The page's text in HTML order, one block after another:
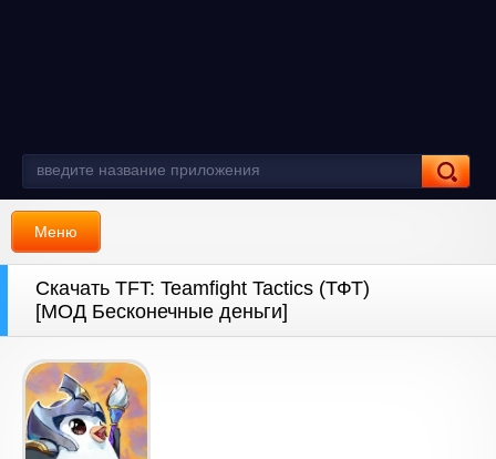
Меню
Скачать TFT: Teamfight Tactics (ТФТ)
[МОД Бесконечные деньги]